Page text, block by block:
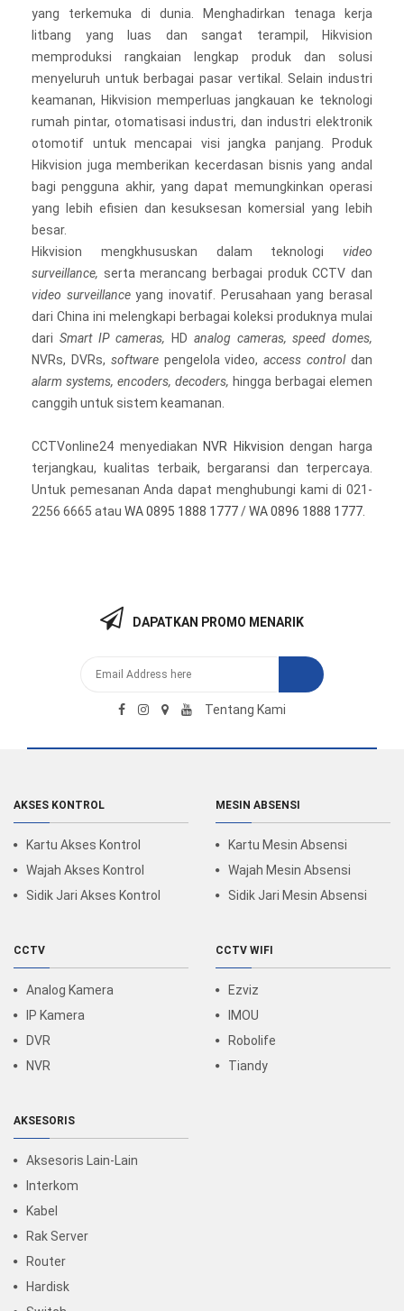
yang terkemuka di dunia. Menghadirkan tenaga kerja
litbang yang luas dan sangat terampil, Hikvision
memproduksi rangkaian lengkap produk dan solusi
menyeluruh untuk berbagai pasar vertikal. Selain industri
keamanan, Hikvision memperluas jangkauan ke teknologi
rumah pintar, otomatisasi industri, dan industri elektronik
otomotif untuk mencapai visi jangka panjang. Produk
Hikvision juga memberikan kecerdasan bisnis yang andal
bagi pengguna akhir, yang dapat memungkinkan operasi
yang lebih efisien dan kesuksesan komersial yang lebih
besar.
Hikvision mengkhususkan dalam teknologi video
surveillance, serta merancang berbagai produk CCTV dan
video surveillanceyang inovatif. Perusahaan yang berasal
dari China ini melengkapi berbagai koleksi produknya mulai
dari Smart IP cameras, HD analog cameras, speed domes,
NVRs, DVRs, softwarepengelola video,access controldan
alarm systems, encoders, decoders, hingga berbagai elemen
canggih untuk sistem keamanan.
CCTVonline24 menyediakan NVR Hikvision dengan harga
terjangkau, kualitas terbaik, bergaransi dan terpercaya.
Untuk pemesanan Anda dapat menghubungi kami di 021-
2256 6665 atau WA 0895 1888 1777/WA 0896 1888 1777
DAPATKAN PROMO MENARIK
Tentang Kami
AKSES KONTROL
Kartu Akses Kontrol
Wajah Akses Kontrol
Sidik Jari Akses Kontrol
MESIN ABSENSI
Kartu Mesin Absensi
Wajah Mesin Absensi
Sidik Jari Mesin Absensi
CCTV
Analog Kamera
IP Kamera
DVR
NVR
CCTV WIFI
Ezviz
IMOU
Robolife
Tiandy
AKSESORIS
Aksesoris Lain-Lain
Interkom
Kabel
Rak Server
Router
Hardisk